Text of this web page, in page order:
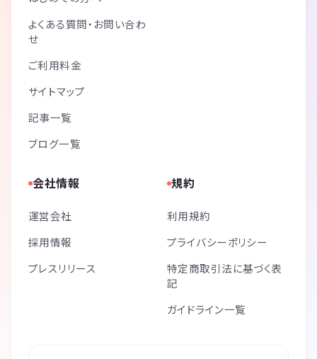
よくある質問・お問い合わ
せ
ご利用料金
サイトマップ
記事一覧
ブログ一覧
会社情報
運営会社
採用情報
プレスリリース
規約
利用規約
プライバシーポリシー
特定商取引法に基づく表
記
ガイドライン一覧